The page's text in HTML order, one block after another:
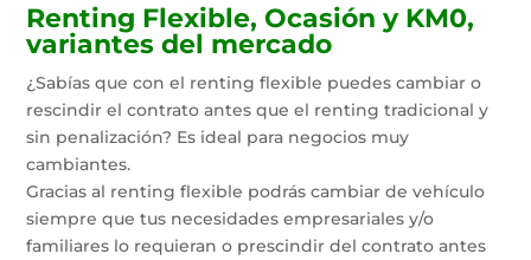
Renting Flexible, Ocasión y KM0,
variantes del mercado
¿Sabías que con el renting flexible puedes cambiar o
rescindir el contrato antes que el renting tradicional y
sin penalización? Es ideal para negocios muy
cambiantes.
Gracias al renting flexible podrás cambiar de vehículo
siempre que tus necesidades empresariales y/o
familiares lo requieran o prescindir del contrato antes